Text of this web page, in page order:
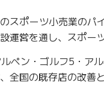
スポーツ小売業の
運営を通し、スポー
ペン・ゴルフ5・ア
全国の既存店の改善